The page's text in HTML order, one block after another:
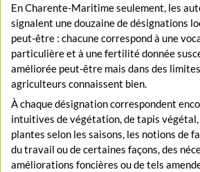
En Charente-Maritime seulement, les
signalent une douzaine de désignations
peut-être : chacune correspond à une
particulière et à une fertilité donnée
améliorée peut-être mais dans des
agriculteurs connaissent bien.
À chaque désignation correspondent
intuitives de végétation, de tapis végétal,
plantes selon les saisons, les notions de
du travail ou de certaines façons, des
améliorations foncières ou de tels